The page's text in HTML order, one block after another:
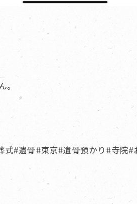
#遺骨#東京#遺骨預かり#寺院